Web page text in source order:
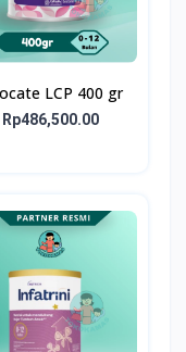
LCP 400 gr
Rp486,500.00